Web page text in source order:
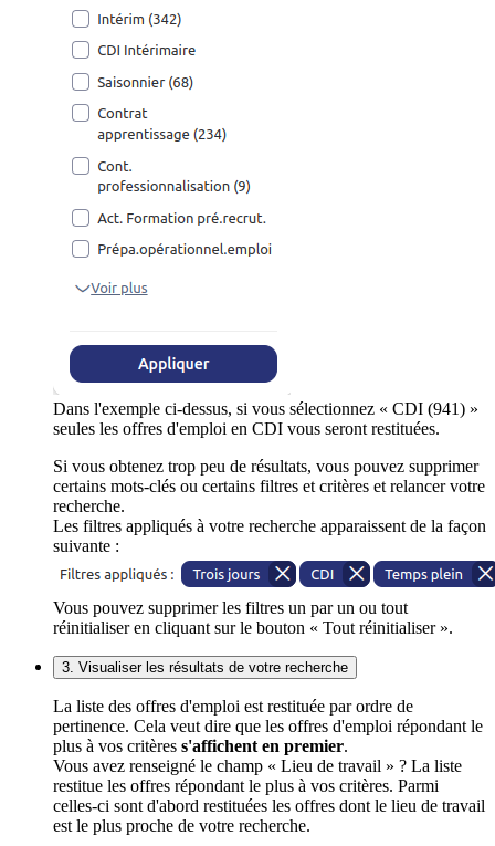
Dans l'exemple ci-dessus, si vous sélectionnez « CDI (941) »
seules les offres d'emploi en CDI vous seront restituées.
Si vous obtenez trop peu de résultats, vous pouvez supprimer
certains mots-clés ou certains filtres et critères et relancer votre
recherche.
Les filtres appliqués à votre recherche apparaissent de la façon
suivante :
Vous pouvez supprimer les filtres un par un ou tout
réinitialiser en cliquant sur le bouton « Tout réinitialiser ».
3. Visualiser les résultats de votre recherche
La liste des offres d'emploi est restituée par ordre de
pertinence. Cela veut dire que les offres d'emploi répondant le
plus à vos critères s'affichent en premier.
Vous avez renseigné le champ « Lieu de travail » ? La liste
restitue les offres répondant le plus à vos critères. Parmi
celles-ci sont d'abord restituées les offres dont le lieu de travail
est le plus proche de votre recherche.